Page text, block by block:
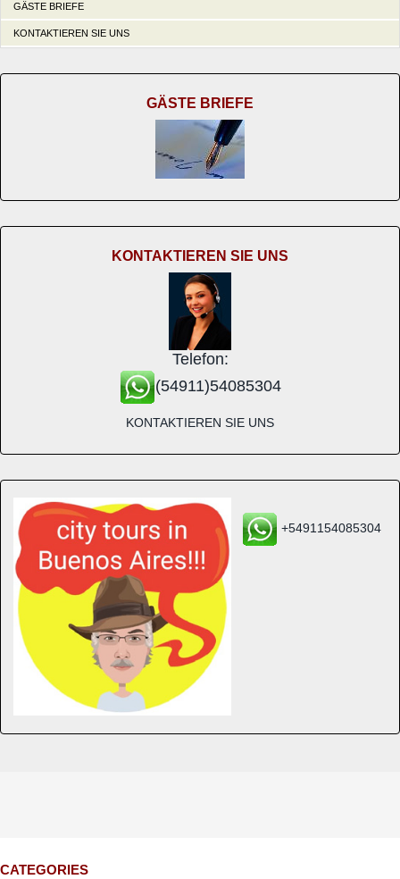
GÄSTE BRIEFE
KONTAKTIEREN SIE UNS
GÄSTE BRIEFE
KONTAKTIEREN SIE UNS
Telefon:
(54911)54085304
KONTAKTIEREN SIE UNS
+5491154085304
CATEGORIES